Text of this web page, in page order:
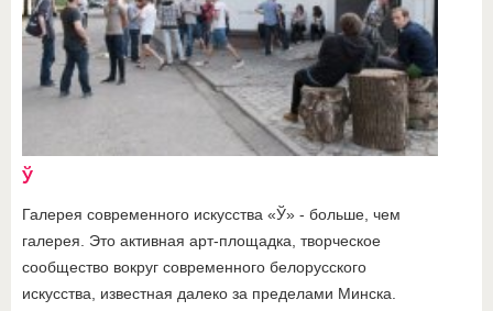
Ў
Галерея современного искусства «Ў» - больше, чем
галерея. Это активная арт-площадка, творческое
сообщество вокруг современного белорусского
искусства, известная далеко за пределами Минска.